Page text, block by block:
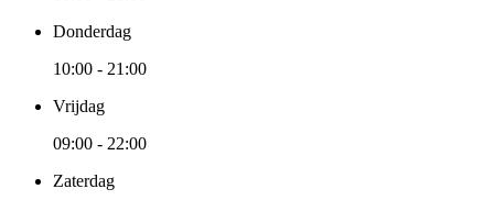
Donderdag
10:00 - 21:00
Vrijdag
09:00 - 22:00
Zaterdag